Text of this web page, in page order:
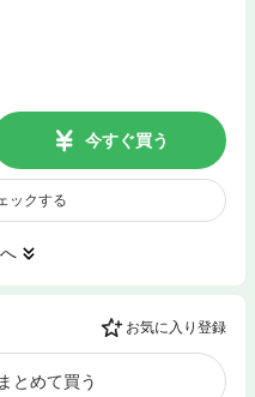
今すぐ買う
ックする
お気に入り登録
とめて買う